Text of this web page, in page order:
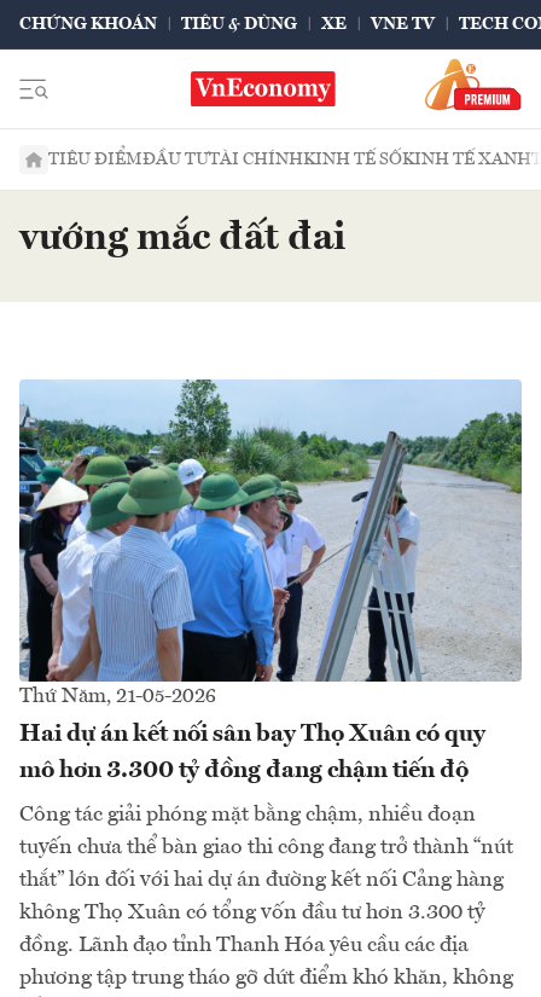
CHỨNG KHOÁN TIÊU & DÙNG XE VNE TV TECH
TIÊU ĐIỂMĐẦU TƯTÀI CHÍNHKINH TẾ SỐKINH TẾ XANH
vướng mắc đất đai
Thứ Năm, 21-05-2026
Hai dự án kết nối sân bay Thọ Xuân có quy
mô hơn 3.300 tỷ đồng đang chậm tiến độ
Công tác giải phóng mặt bằng chậm, nhiều đoạn
tuyến chưa thể bàn giao thi công đang trở thành “nút
thắt” lớn đối với hai dự án đường kết nối Cảng hàng
không Thọ Xuân có tổng vốn đầu tư hơn 3.300 tỷ
đồng. Lãnh đạo tỉnh Thanh Hóa yêu cầu các địa
phương tập trung tháo gỡ dứt điểm khó khăn, không